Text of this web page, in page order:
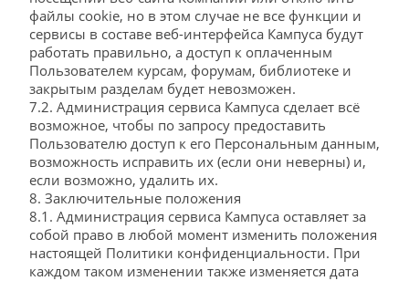
файлы cookie, но в этом случае не все функции и
сервисы в составе веб-интерфейса Кампуса будут
работать правильно, а доступ к оплаченным
Пользователем курсам, форумам, библиотеке и
закрытым разделам будет невозможен.
7.2. Администрация сервиса Кампуса сделает всё
возможное, чтобы по запросу предоставить
Пользователю доступ к его Персональным данным,
возможность исправить их (если они неверны) и,
если возможно, удалить их.
8. Заключительные положения
8.1. Администрация сервиса Кампуса оставляет за
собой право в любой момент изменить положения
настоящей Политики конфиденциальности. При
каждом таком изменении также изменяется дата